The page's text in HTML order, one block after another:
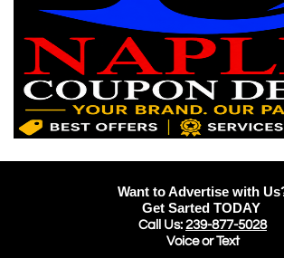
Want to Advertise with
Get Sarted TODAY
Call Us: 239-877-5028
Voice or Text